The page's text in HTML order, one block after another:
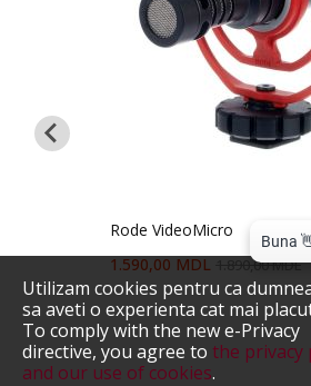
Utilizam cookies pentru ca
sa aveti o experienta cat mai
To comply with the new e-Privacy
directive, you agree to the privacy
and our use of cookies.
Rode VideoMicro
1.590,00 MDL
1.890,00 MDL